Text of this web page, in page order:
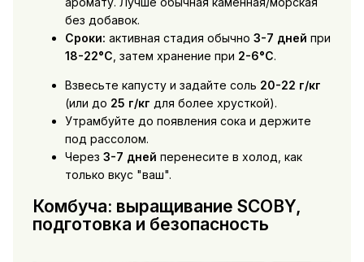
без добавок.
Сроки: активная стадия обычно 3-7 дней при
18-22°C , затем хранение при 2-6°C.
Взвесьте капусту и задайте соль 20-22 г/кг
(или до 25 г/кг для более хрусткой).
Утрамбуйте до появления сока и держите
под рассолом.
Через 3-7 дней перенесите в холод, как
только вкус "ваш".
Комбуча: выращивание SCOBY,
подготовка и безопасность